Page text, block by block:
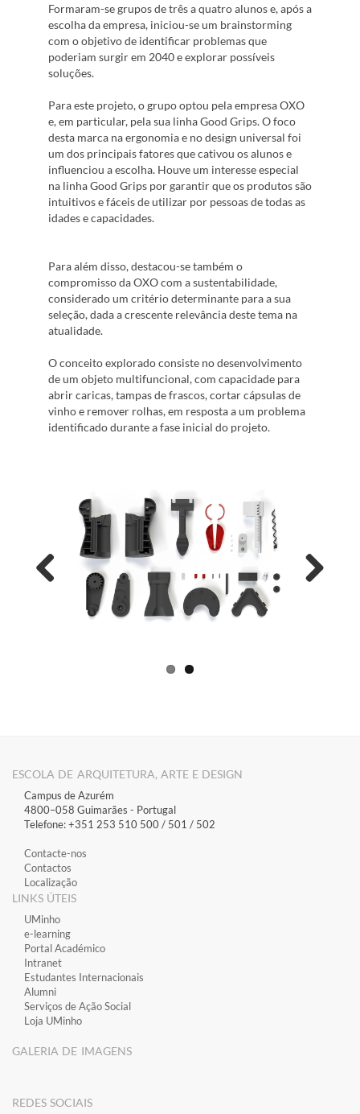
Formaram-se grupos de três a quatro alunos e, após a
escolha da empresa, iniciou-se um brainstorming
com o objetivo de identificar problemas que
poderiam surgir em 2040 e explorar possíveis
soluções.
Para este projeto, o grupo optou pela empresa OXO
e, em particular, pela sua linha Good Grips. O foco
desta marca na ergonomia e no design universal foi
um dos principais fatores que cativou os alunos e
influenciou a escolha. Houve um interesse especial
na linha Good Grips por garantir que os produtos são
intuitivos e fáceis de utilizar por pessoas de todas as
idades e capacidades.
Para além disso, destacou-se também o
compromisso da OXO com a sustentabilidade,
considerado um critério determinante para a sua
seleção, dada a crescente relevância deste tema na
atualidade.
O conceito explorado consiste no desenvolvimento
de um objeto multifuncional, com capacidade para
abrir caricas, tampas de frascos, cortar cápsulas de
vinho e remover rolhas, em resposta a um problema
identificado durante a fase inicial do projeto.
ESCOLA DE ARQUITETURA, ARTE E DESIGN
Campus de Azurém
4800–058 Guimarães​ - Portugal
Telefone: +351 253 510 500 / 501 / 502
Contacte-nos
Contactos
Localização
LINKS ÚTEIS
​UMinho
​e-learning
​Portal Académico
​Intranet
Estudantes Inter​​nacionais
Alumni
Serviços de Ação Social
Loja UMinho
GALERIA DE IMAGENS
​REDES SOCIAIS